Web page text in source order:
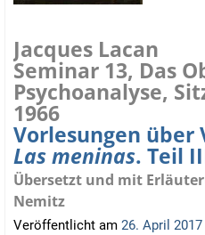
Jacques Lacan
Seminar 13, Das
Psychoanalyse,
1966
Vorlesungen über
Las meninas. Teil
Übersetzt und mit
Nemitz
Veröffentlicht am 26. April 2017